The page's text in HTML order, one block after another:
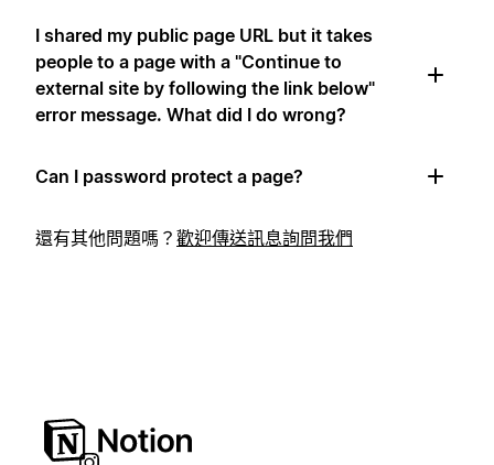
I shared my public page URL but it takes
people to a page with a "Continue to
external site by following the link below"
error message. What did I do wrong?
Can I password protect a page?
還有其他問題嗎？ 歡迎傳送訊息詢問我們